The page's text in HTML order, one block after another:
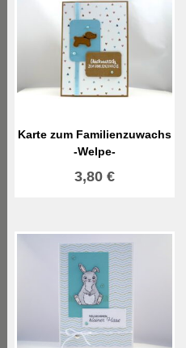
Karte zum Familienzuwachs
-Welpe-
3,80 €